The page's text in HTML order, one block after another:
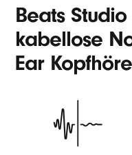
Beats
kabellose
Ear